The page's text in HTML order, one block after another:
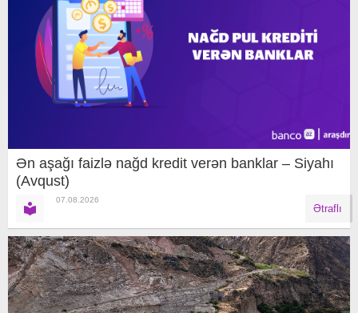
Ən aşağı faizlə nağd kredit verən banklar – Siyahı
(Avqust)
07.08.2026
Ətraflı